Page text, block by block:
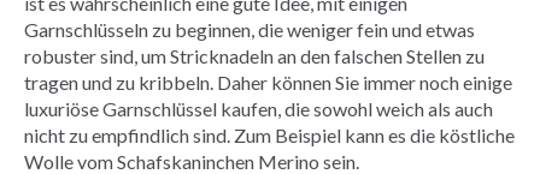
Garnschlüsseln zu beginnen, die weniger fein und etwas
robuster sind, um Stricknadeln an den falschen Stellen zu
tragen und zu kribbeln. Daher können Sie immer noch einige
luxuriöse Garnschlüssel kaufen, die sowohl weich als auch
nicht zu empfindlich sind. Zum Beispiel kann es die köstliche
Wolle vom Schafskaninchen Merino sein.